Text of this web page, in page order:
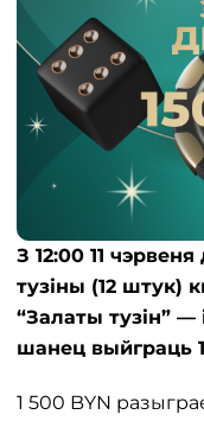
З 12:00 11
тузіны (12 штук)
“Залаты тузін”
шанец выйграць
1 500 BYN